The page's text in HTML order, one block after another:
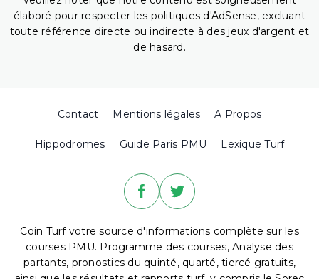
élaboré pour respecter les politiques d'AdSense, excluant
toute référence directe ou indirecte à des jeux d'argent et
de hasard.
Contact Mentions légales A Propos
Hippodromes Guide Paris PMU Lexique Turf
Coin Turf votre source d'informations complète sur les
courses PMU. Programme des courses, Analyse des
partants, pronostics du quinté, quarté, tiercé gratuits,